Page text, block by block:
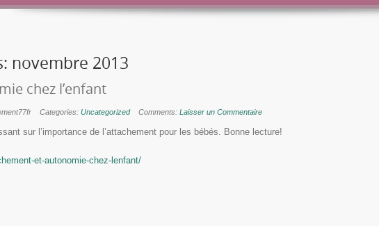
novembre 2013
chez l’enfant
Categories: Uncategorized Comments: Laisser un Commentaire
sur l’importance de l’attachement pour les bébés. Bonne lecture!
et-autonomie-chez-lenfant/